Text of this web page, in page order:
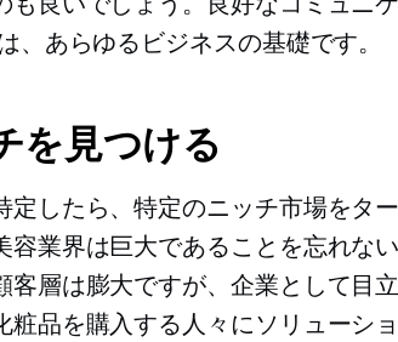
、あらゆるビジネスの基礎です。
を見つける
定したら、特定のニッチ市場をタ
容業界は巨大であることを忘れな
客層は膨大ですが、企業として目
粧品を購入する人々にソリューシ